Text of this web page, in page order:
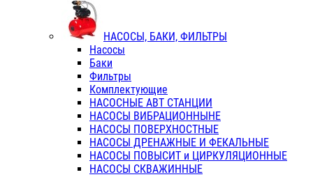
НАСОСЫ, БАКИ, ФИЛЬТРЫ
Насосы
Баки
Фильтры
Комплектующие
НАСОСНЫЕ АВТ СТАНЦИИ
НАСОСЫ ВИБРАЦИОННЫНЕ
НАСОСЫ ПОВЕРХНОСТНЫЕ
НАСОСЫ ДРЕНАЖНЫЕ И ФЕКАЛЬНЫЕ
НАСОСЫ ПОВЫСИТ и ЦИРКУЛЯЦИОННЫЕ
НАСОСЫ СКВАЖИННЫЕ